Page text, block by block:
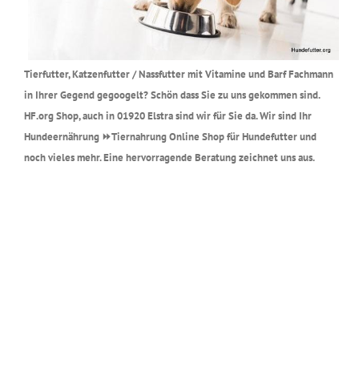
Tierfutter, Katzenfutter / Nassfutter mit Vitamine und Barf Fachmann
in Ihrer Gegend gegoogelt? Schön dass Sie zu uns gekommen sind.
HF.org Shop, auch in 01920 Elstra sind wir für Sie da. Wir sind Ihr
Hundeernährung ⏩Tiernahrung Online Shop für Hundefutter und
noch vieles mehr. Eine hervorragende Beratung zeichnet uns aus.